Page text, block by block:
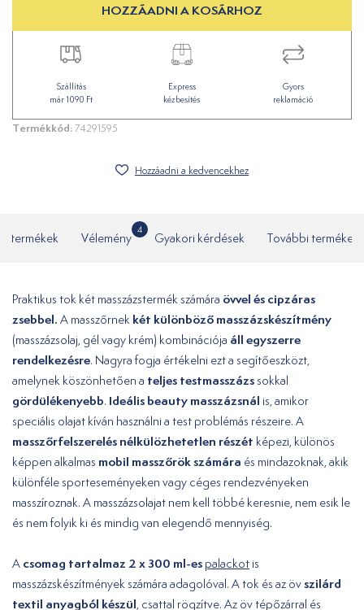
HOZZÁADNI A KOSÁRHOZ
Szállítás
már 1090 Ft
Express
kézbesítés
Gyors
reklamáció
Termékkód:74291595
Hozzáadni a kedvencekhez
termékek Vélemény
4
Gyakori kérdések További termékek
Praktikus tok két masszázstermék számára övvel és cipzáras
zsebbel. A masszőrnek két különböző masszázskészítmény
(masszázsolaj, gél vagy krém) kombinációja áll egyszerre
rendelkezésre. Nagyra fogja értékelni ezt a segítőeszközt,
amelynek köszönhetően a teljes testmasszázssokkal
gördülékenyebb. Ideálisbeauty masszázsnál is, amikor
speciális olajat kíván használni a test problémás részeire. A
masszőrfelszerelés nélkülözhetetlen részét képezi, különös
képpen alkalmas mobil masszőrök számára és mindazoknak, akik
különféle sporteseményeken vagy céges rendezvényeken
masszíroznak. A masszázsolajat nem kell többé keresnie, nem esik le
és nem folyik ki és mindig van elegendő mennyiség.
A csomag tartalmaz 2 x 300 ml-es palackot is
masszázskészítmények számára adagolóval. A tok és az övszilárd
textil anyagból készül , csattal rögzítve. Az öv tépőzárral és